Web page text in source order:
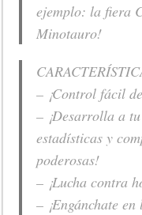
ejemplo: la fiera
Minotauro!
– ¡Control fácil
– ¡Desarrolla a
estadísticas y
poderosas!
– ¡Lucha contra
– ¡Engánchate